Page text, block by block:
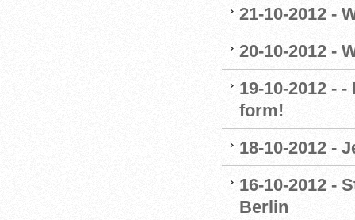
21-10-2012 -
20-10-2012 -
19-10-2012 -
form!
18-10-2012 -
16-10-2012 -
Berlin